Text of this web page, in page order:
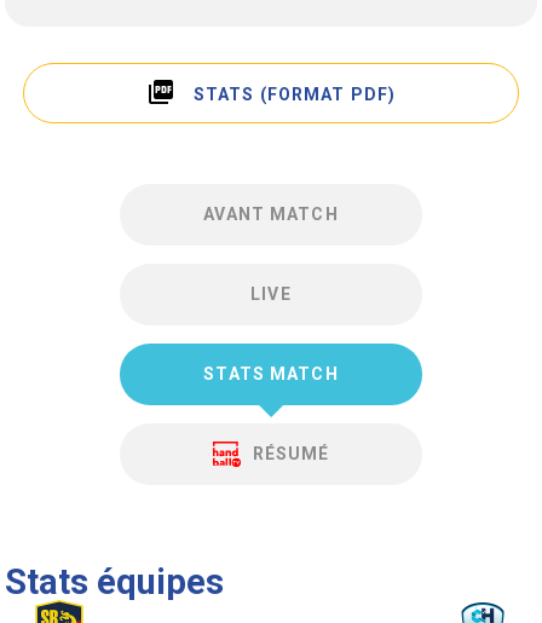
picture_as_pdf STATS (FORMAT PDF)
AVANT MATCH
LIVE
STATS MATCH
RÉSUMÉ
Stats équipes